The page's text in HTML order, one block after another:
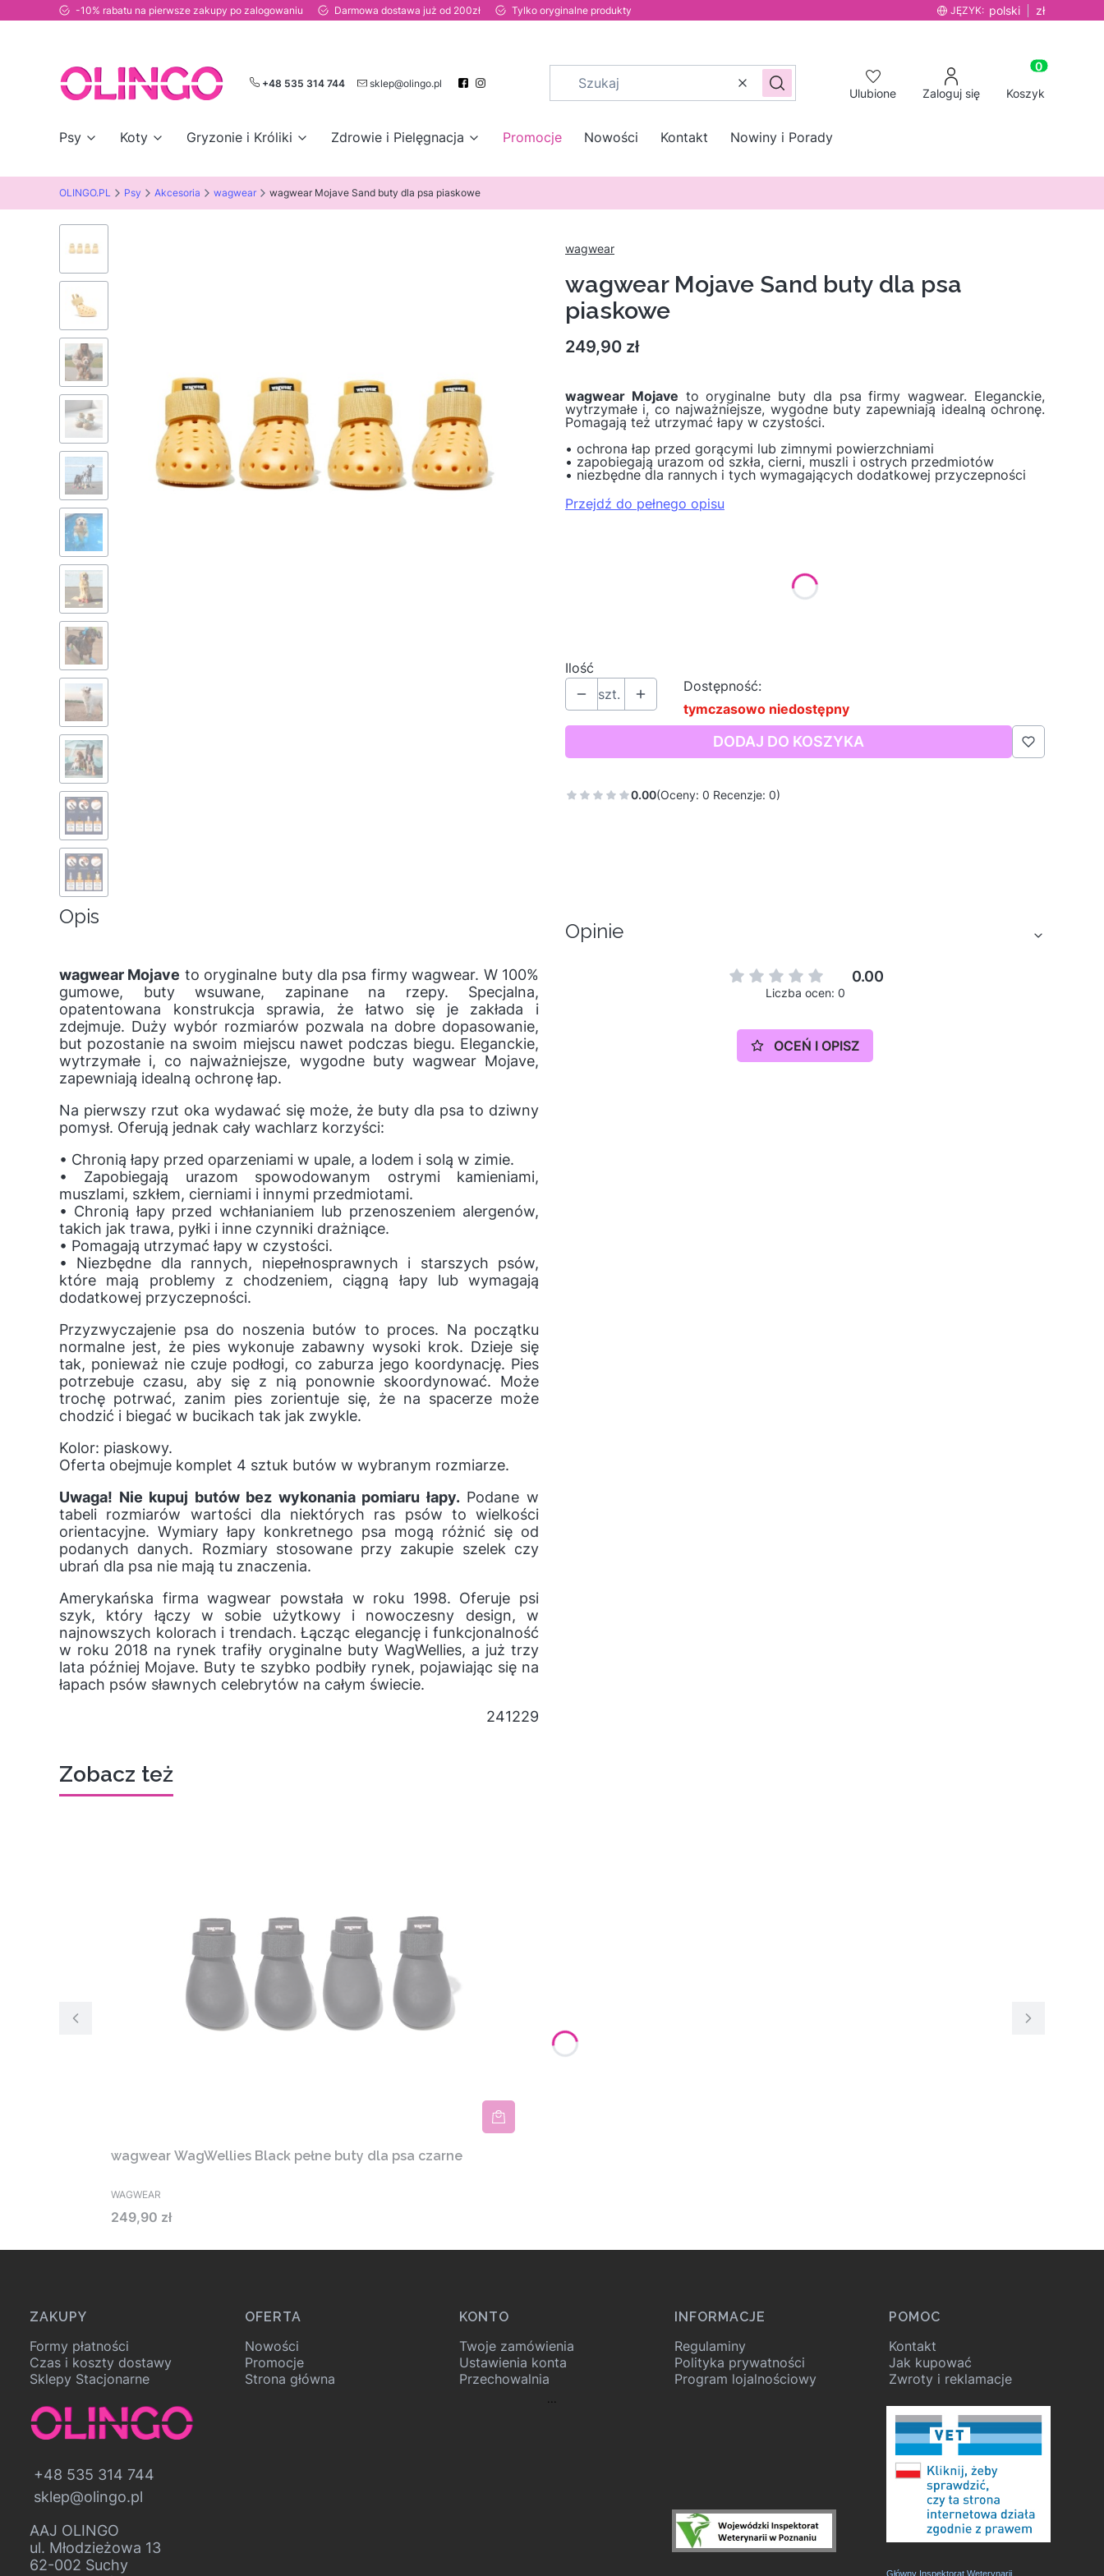
-10% rabatu na pierwsze zakupy po zalogowaniu Darmowa dostawa już od 200zł Tylko oryginalne produkty JĘZYK: polski zł
+48 535 314 744 sklep@olingo.pl WyczyśćSzukaj Ulubione Zaloguj się
Produkty w
Koszyk
Psy Koty Gryzonie i Króliki Zdrowie i Pielęgnacja Promocje Nowości Kontakt Nowiny i Porady
OLINGO.PL Psy Akcesoria wagwear wagwear Mojave Sand buty dla psa piaskowe
wagwear
wagwear Mojave Sand buty dla psa
piaskowe
Cena
249,90 zł
wagwear Mojave to oryginalne buty dla psa firmy wagwear. Eleganckie,
wytrzymałe i, co najważniejsze, wygodne buty zapewniają idealną ochronę.
Pomagają też utrzymać łapy w czystości.
• ochrona łap przed gorącymi lub zimnymi powierzchniami
• zapobiegają urazom od szkła, cierni, muszli i ostrych przedmiotów
• niezbędne dla rannych i tych wymagających dodatkowej przyczepności
Przejdź do pełnego opisu
Ilość
szt.
Dostępność:
tymczasowo niedostępny
DODAJ DO KOSZYKA
0.00(Oceny: 0 Recenzje: 0)
Opis
wagwear Mojave to oryginalne buty dla psa firmy wagwear. W 100%
gumowe, buty wsuwane, zapinane na rzepy. Specjalna,
opatentowana konstrukcja sprawia, że łatwo się je zakłada i
zdejmuje. Duży wybór rozmiarów pozwala na dobre dopasowanie,
but pozostanie na swoim miejscu nawet podczas biegu. Eleganckie,
wytrzymałe i, co najważniejsze, wygodne buty wagwear Mojave,
zapewniają idealną ochronę łap.
Na pierwszy rzut oka wydawać się może, że buty dla psa to dziwny
pomysł. Oferują jednak cały wachlarz korzyści:
• Chronią łapy przed oparzeniami w upale, a lodem i solą w zimie.
• Zapobiegają urazom spowodowanym ostrymi kamieniami,
muszlami, szkłem, cierniami i innymi przedmiotami.
• Chronią łapy przed wchłanianiem lub przenoszeniem alergenów,
takich jak trawa, pyłki i inne czynniki drażniące.
• Pomagają utrzymać łapy w czystości.
• Niezbędne dla rannych, niepełnosprawnych i starszych psów,
które mają problemy z chodzeniem, ciągną łapy lub wymagają
dodatkowej przyczepności.
Przyzwyczajenie psa do noszenia butów to proces. Na początku
normalne jest, że pies wykonuje zabawny wysoki krok. Dzieje się
tak, ponieważ nie czuje podłogi, co zaburza jego koordynację. Pies
potrzebuje czasu, aby się z nią ponownie skoordynować. Może
trochę potrwać, zanim pies zorientuje się, że na spacerze może
chodzić i biegać w bucikach tak jak zwykle.
Kolor: piaskowy.
Oferta obejmuje komplet 4 sztuk butów w wybranym rozmiarze.
Uwaga! Nie kupuj butów bez wykonania pomiaru łapy.Podane w
tabeli rozmiarów wartości dla niektórych ras psów to wielkości
orientacyjne. Wymiary łapy konkretnego psa mogą różnić się od
podanych danych. Rozmiary stosowane przy zakupie szelek czy
ubrań dla psa nie mają tu znaczenia.
Amerykańska firma wagwear powstała w roku 1998. Oferuje psi
szyk, który łączy w sobie użytkowy i nowoczesny design, w
najnowszych kolorach i trendach. Łącząc elegancję i funkcjonalność
w roku 2018 na rynek trafiły oryginalne buty WagWellies, a już trzy
lata później Mojave. Buty te szybko podbiły rynek, pojawiając się na
łapach psów sławnych celebrytów na całym świecie.
241229
Opinie
0.00
Liczba ocen: 0
OCEŃ I OPISZ
Zobacz też
wagwear WagWellies Black pełne buty dla psa czarne
WAGWEAR
Cena
249,90 zł
Linki w stopce
ZAKUPY
Formy płatności
Czas i koszty dostawy
Sklepy Stacjonarne
OFERTA
Nowości
Promocje
Strona główna
KONTO
Twoje zamówienia
Ustawienia konta
Przechowalnia
INFORMACJE
Regulaminy
Polityka prywatności
Program lojalnościowy
POMOC
Kontakt
Jak kupować
Zwroty i reklamacje
+48 535 314 744
sklep@olingo.pl
AAJ OLINGO
ul. Młodzieżowa 13
62-002 Suchy
Główny Inspektorat Weterynarii